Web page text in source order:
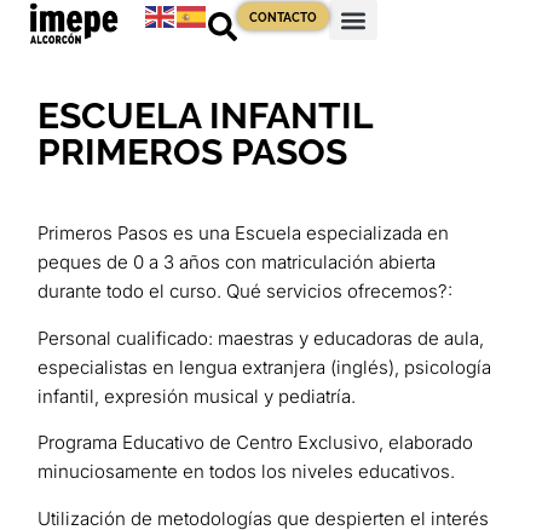
CONTACTO
ESCUELA INFANTIL
PRIMEROS PASOS
Primeros Pasos es una Escuela especializada en
peques de 0 a 3 años con matriculación abierta
durante todo el curso. Qué servicios ofrecemos?:
Personal cualificado: maestras y educadoras de aula,
especialistas en lengua extranjera (inglés), psicología
infantil, expresión musical y pediatría.
Programa Educativo de Centro Exclusivo, elaborado
minuciosamente en todos los niveles educativos.
Utilización de metodologías que despierten el interés